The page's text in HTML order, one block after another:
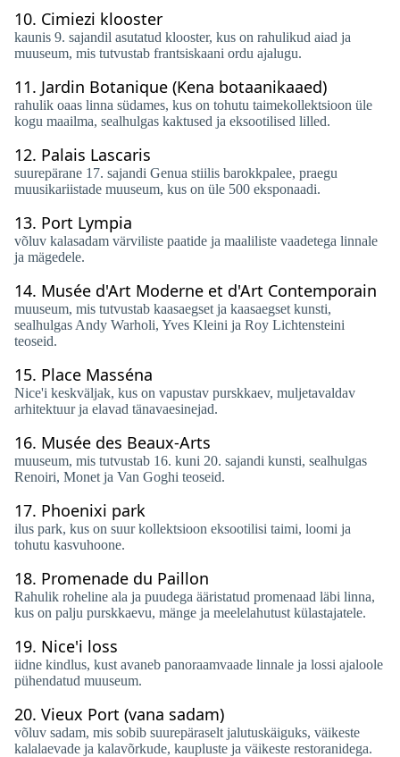
10. Cimiezi klooster
kaunis 9. sajandil asutatud klooster, kus on rahulikud aiad ja
muuseum, mis tutvustab frantsiskaani ordu ajalugu.
11. Jardin Botanique (Kena botaanikaaed)
rahulik oaas linna südames, kus on tohutu taimekollektsioon üle
kogu maailma, sealhulgas kaktused ja eksootilised lilled.
12. Palais Lascaris
suurepärane 17. sajandi Genua stiilis barokkpalee, praegu
muusikariistade muuseum, kus on üle 500 eksponaadi.
13. Port Lympia
võluv kalasadam värviliste paatide ja maaliliste vaadetega linnale
ja mägedele.
14. Musée d'Art Moderne et d'Art Contemporain
muuseum, mis tutvustab kaasaegset ja kaasaegset kunsti,
sealhulgas Andy Warholi, Yves Kleini ja Roy Lichtensteini
teoseid.
15. Place Masséna
Nice'i keskväljak, kus on vapustav purskkaev, muljetavaldav
arhitektuur ja elavad tänavaesinejad.
16. Musée des Beaux-Arts
muuseum, mis tutvustab 16. kuni 20. sajandi kunsti, sealhulgas
Renoiri, Monet ja Van Goghi teoseid.
17. Phoenixi park
ilus park, kus on suur kollektsioon eksootilisi taimi, loomi ja
tohutu kasvuhoone.
18. Promenade du Paillon
Rahulik roheline ala ja puudega ääristatud promenaad läbi linna,
kus on palju purskkaevu, mänge ja meelelahutust külastajatele.
19. Nice'i loss
iidne kindlus, kust avaneb panoraamvaade linnale ja lossi ajaloole
pühendatud muuseum.
20. Vieux Port (vana sadam)
võluv sadam, mis sobib suurepäraselt jalutuskäiguks, väikeste
kalalaevade ja kalavõrkude, kaupluste ja väikeste restoranidega.